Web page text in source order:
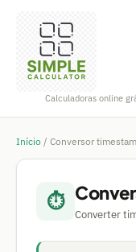
Calculadoras online
Início / Conversor
⏱
Converter